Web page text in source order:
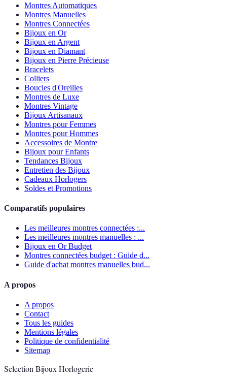
Montres Automatiques
Montres Manuelles
Montres Connectées
Bijoux en Or
Bijoux en Argent
Bijoux en Diamant
Bijoux en Pierre Précieuse
Bracelets
Colliers
Boucles d'Oreilles
Montres de Luxe
Montres Vintage
Bijoux Artisanaux
Montres pour Femmes
Montres pour Hommes
Accessoires de Montre
Bijoux pour Enfants
Tendances Bijoux
Entretien des Bijoux
Cadeaux Horlogers
Soldes et Promotions
Comparatifs populaires
Les meilleures montres connectées :...
Les meilleures montres manuelles : ...
Bijoux en Or Budget
Montres connectées budget : Guide d...
Guide d'achat montres manuelles bud...
A propos
A propos
Contact
Tous les guides
Mentions légales
Politique de confidentialité
Sitemap
Selection Bijoux Horlogerie